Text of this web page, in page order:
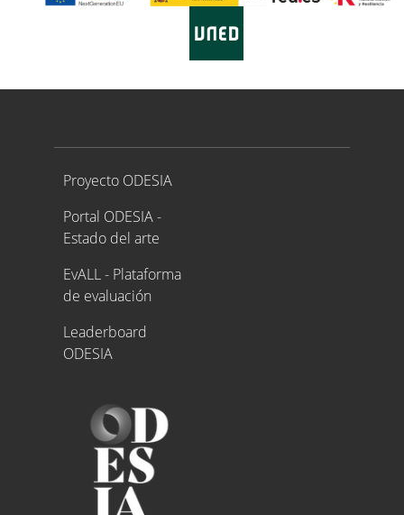
Proyecto ODESIA
Proyecto ODESIA
Portal ODESIA -
Estado del arte
EvALL - Plataforma
de evaluación
Leaderboard
ODESIA